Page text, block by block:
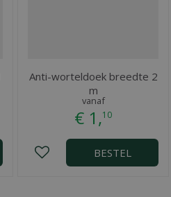
Anti-worteldoek breedte 2
m
vanaf
€ 1,10
BESTEL